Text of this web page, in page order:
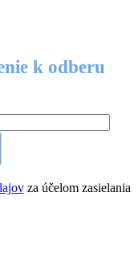
k odberu
za účelom zasielania